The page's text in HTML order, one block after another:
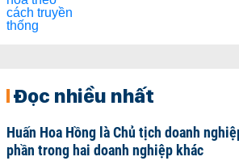
Đọc nhiều nhất
Huấn Hoa Hồng là Chủ tịch doanh
phần trong hai doanh nghiệp khác